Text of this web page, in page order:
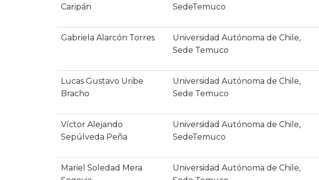
Caripán
SedeTemuco
Gabriela Alarcón Torres
Universidad Autónoma de Chile,
Sede Temuco
Lucas Gustavo Uribe
Bracho
Universidad Autónoma de Chile,
Sede Temuco
Víctor Alejando
Sepúlveda Peña
Universidad Autónoma de Chile,
SedeTemuco
Mariel Soledad Mera
Universidad Autónoma de Chile,